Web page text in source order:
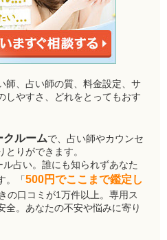
師、占い師の質、料金設定、サ
しやすさ、どれをとってもおす
クルームで、占い師やカウンセ
りができます。
占い。誰にも知られずあなた
。「500円でここまで鑑定し
の口コミが1万件以上。専用ス
全。あなたの不安や悩みに寄り